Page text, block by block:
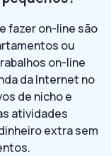
fazer on-line são
ou
on-line
da Internet no
de nicho e
atividades
extra sem